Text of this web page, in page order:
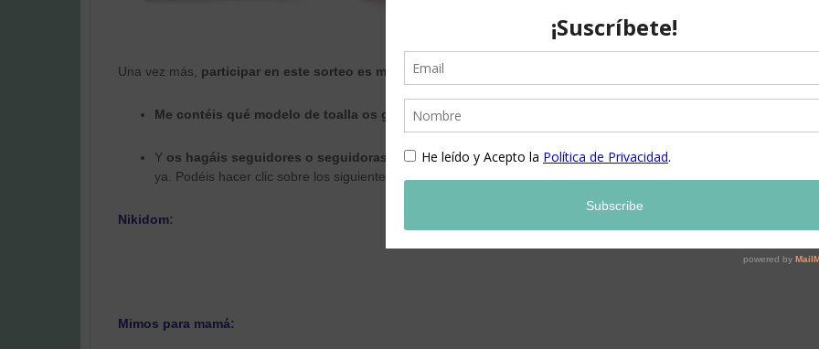
Una vez más, participar en este sorteo es muy sencillo
Me contéis qué modelo de toalla os gusta más.
Y os hagáis seguidores o seguidoras de Nikidomy deMimos para mamáenFacebook
ya. Podéis hacer clic sobre los siguientes botones:
Nikidom:
Mimos para mamá: